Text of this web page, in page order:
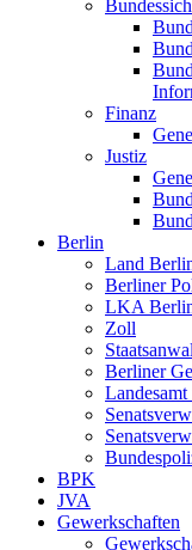
Finanz
Justiz
Berlin
Land
Berliner
LKA
Zoll
Berliner
BPK
JVA
Gewerkschaften